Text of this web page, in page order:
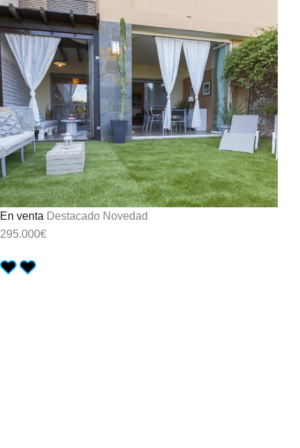
En venta Destacado Novedad
295.000€